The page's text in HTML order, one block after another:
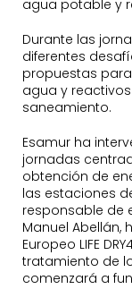
agua potable y
Durante las
diferentes
propuestas
agua y
saneamiento.
Esamur ha
jornadas
obtención de
las estaciones
responsable de
Manuel Abellán,
Europeo LIFE
tratamiento de
comenzará a